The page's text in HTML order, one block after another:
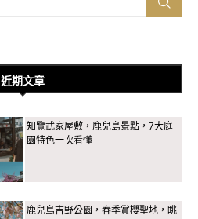
近期文章
知覽武家屋敷，鹿兒島景點，7大庭
園特色一次看懂
鹿兒島吉野公園，春季賞櫻聖地，眺